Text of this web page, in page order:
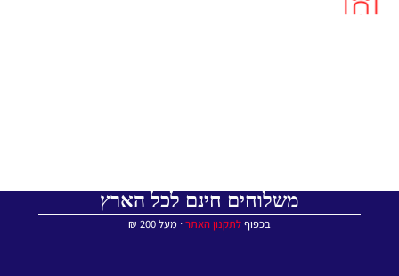
משלוחים חינם לכל הארץ
בכפוףלתקנון האתר∙ מעל 200 ₪